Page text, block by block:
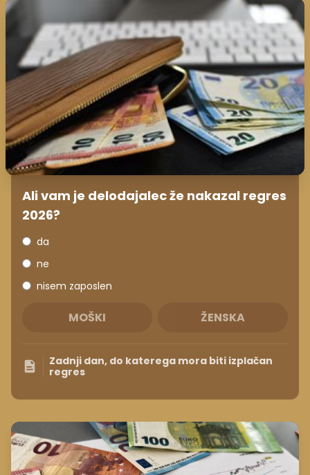
Ali vam je delodajalec že nakazal regres
2026?
da
ne
nisem zaposlen
MOŠKI ŽENSKA
Zadnji dan, do katerega mora biti izplačan
regres